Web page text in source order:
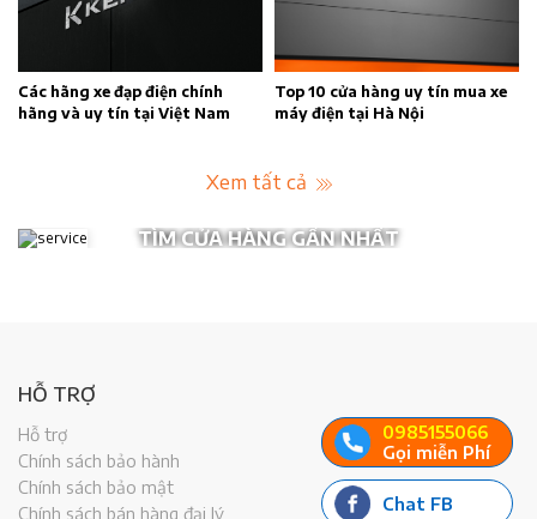
Các hãng xe đạp điện chính
hãng và uy tín tại Việt Nam
Top 10 cửa hàng uy tín mua xe
máy điện tại Hà Nội
Xem tất cả
TÌM CỬA HÀNG GẦN NHẤT
0985155066
Gọi miễn Phí
Chat FB
HỖ TRỢ
Hỗ trợ
Chính sách bảo hành
Chính sách bảo mật
Chính sách bán hàng đại lý